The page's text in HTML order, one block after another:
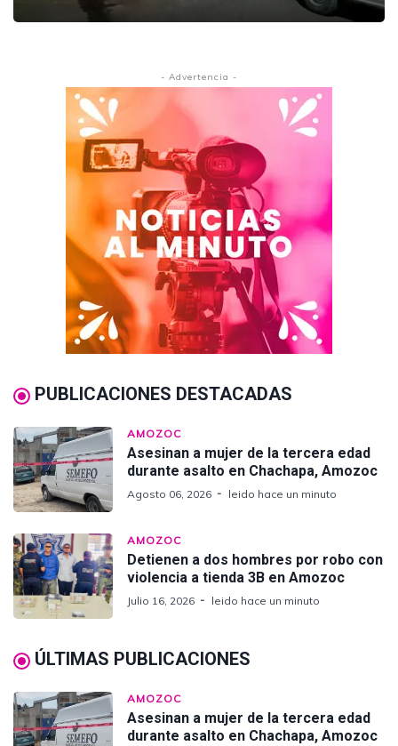
- Advertencia -
PUBLICACIONES DESTACADAS
AMOZOC
Asesinan a mujer de la tercera edad
durante asalto en Chachapa, Amozoc
Agosto 06, 2026 leido hace un minuto
AMOZOC
Detienen a dos hombres por robo con
violencia a tienda 3B en Amozoc
Julio 16, 2026 leido hace un minuto
ÚLTIMAS PUBLICACIONES
AMOZOC
Asesinan a mujer de la tercera edad
durante asalto en Chachapa, Amozoc